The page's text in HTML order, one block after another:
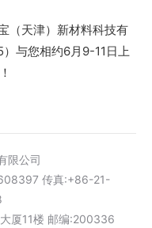
（天津）新材料科技有
与您相约6月9-11日上
限公司
传真:+86-21-
厦11楼 邮编:200336